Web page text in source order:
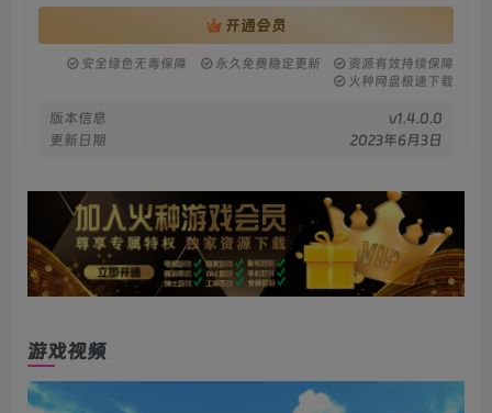
开通会员
安全绿色无毒保障 永久免费稳定更新
资源有效持续保障
火种网盘极速下载
版本信息
v1.4.0.0
更新日期
2023年6月3日
游戏视频